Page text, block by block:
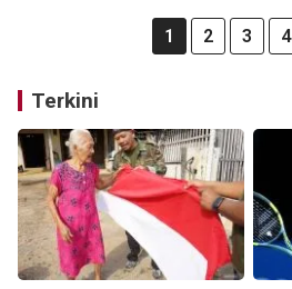
1 2 3 4
Terkini